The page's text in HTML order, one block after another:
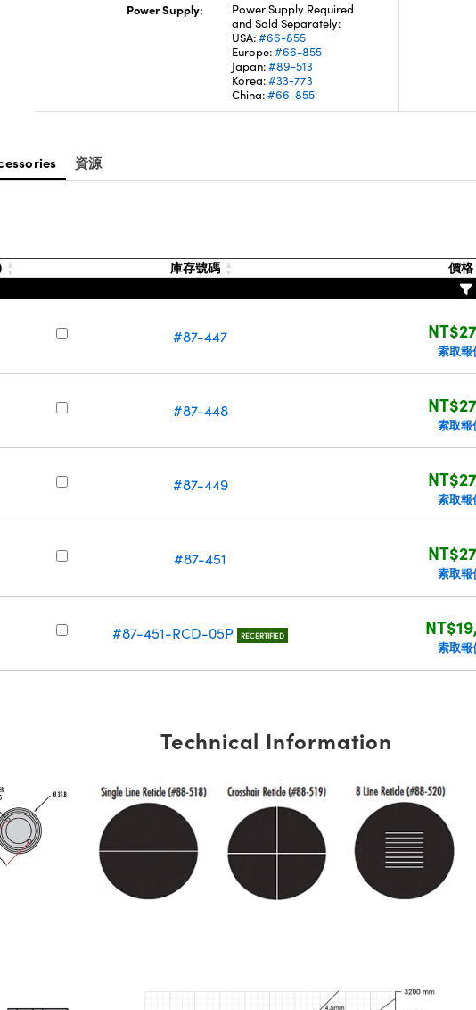
Power Supply:
Power Supply Required
and Sold Separately:
USA:#66-855
Europe:#66-855
Japan:#89-513
Korea:#33-773
China:#66-855
資源
庫存號碼 價格
#87-447
索取報
#87-448
索取報
#87-449
索取報
#87-451
索取報
#87-451-RCD-05P RECERTIFIED
索取報
Technical Information